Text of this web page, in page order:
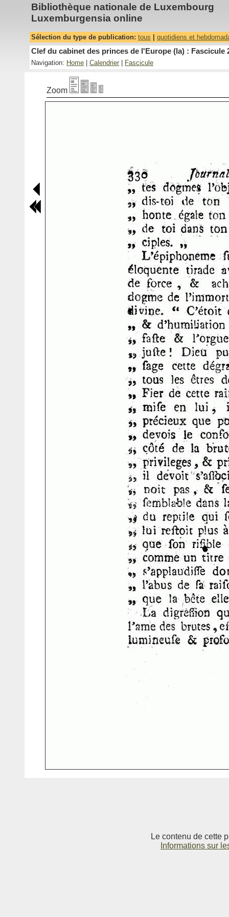
Bibliothèque nationale de Luxembourg
Luxemburgensia online
Sélection du type de publication: tous quotidiens et
Clef du cabinet des princes de l'Europe (la) : Fascicule
Navigation: Home Calendrier Fascicule
Zoom
Le contenu de cette
Informations sur